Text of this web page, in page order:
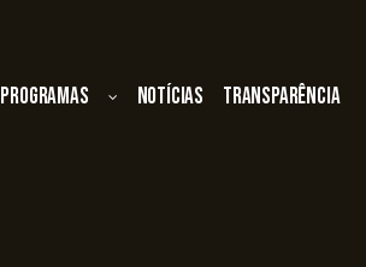
Programas Notícias Transparência